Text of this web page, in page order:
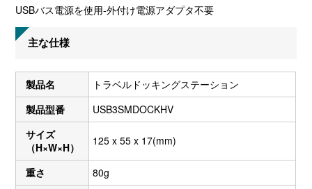
USBバス電源を使用-外付け電源アダプタ不要
主な仕様
製品名
トラベルドッキングステーション
製品型番
USB3SMDOCKHV
サイズ
（H×W×H）
125 x 55 x 17(mm)
重さ
80g